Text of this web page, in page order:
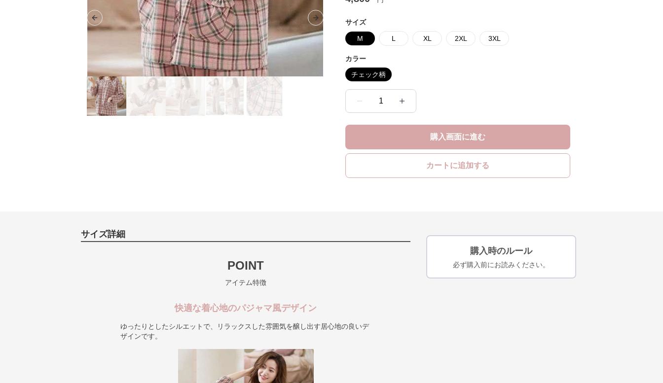
Previous slide Next slideサイズ
M L XL 2XL 3XL
カラー
チェック柄
1
購入画面に進む
カートに追加する
サイズ詳細
POINT
アイテム特徴
快適な着心地のパジャマ風デザイン
ゆったりとしたシルエットで、リラックスした雰囲気を醸し出す居心地の良いデ
ザインです。
購入時のルール
必ず購入前にお読みください。